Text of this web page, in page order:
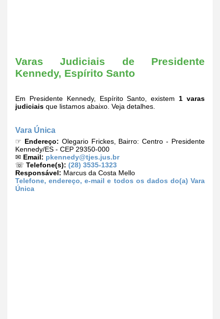
Varas Judiciais de Presidente
Kennedy, Espírito Santo
Em Presidente Kennedy, Espírito Santo, existem1 varas
judiciais que listamos abaixo. Veja detalhes.
Vara Única
☞ Endereço: Olegario Frickes, Bairro: Centro - Presidente
Kennedy/ES - CEP 29350-000
✉ Email: pkennedy@tjes.jus.br
☏ Telefone(s): (28) 3535-1323
Responsável: Marcus da Costa Mello
Telefone, endereço, e-mail e todos os dados do(a) Vara
Única